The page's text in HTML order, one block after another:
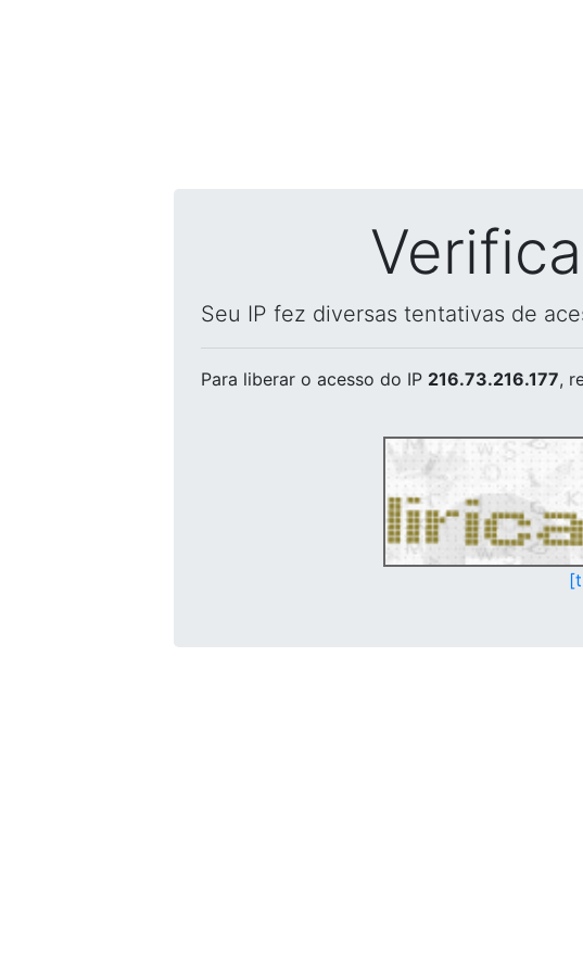
Seu IP fez diversas tentativas de
Para liberar o acesso do IP 216.73.216.177,